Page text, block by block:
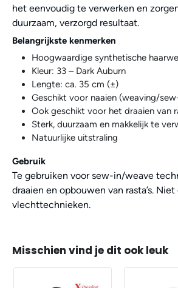
het eenvoudig te verwerken en
duurzaam, verzorgd resultaat.
Belangrijkste kenmerken
Hoogwaardige synthetische
Kleur: 33 – Dark Auburn
Lengte: ca. 35 cm (±)
Geschikt voor naaien (weaving/
Ook geschikt voor het draaien van
Sterk, duurzaam en makkelijk te
Natuurlijke uitstraling
Gebruik
Te gebruiken voor sew-in/weave
draaien en opbouwen van rasta’s.
vlechttechnieken.
Misschien vind je dit ook leuk